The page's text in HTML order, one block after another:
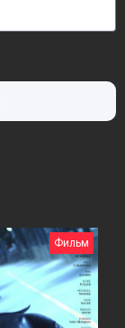
Фильм